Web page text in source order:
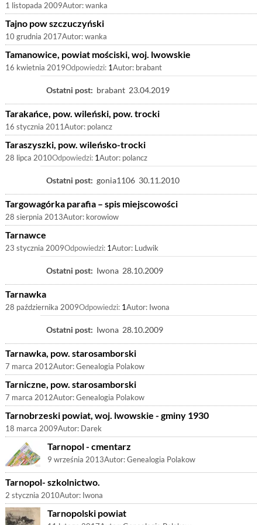
1 listopada 2009Autor:wanka
Tajno pow szczuczyński
10 grudnia 2017Autor:wanka
Tamanowice, powiat mościski, woj. lwowskie
16 kwietnia 2019Odpowiedzi: 1Autor: brabant
Ostatni post: brabant 23.04.2019
Tarakańce, pow. wileński, pow. trocki
16 stycznia 2011Autor: polancz
Taraszyszki, pow. wileńsko-trocki
28 lipca 2010Odpowiedzi: 1Autor: polancz
Ostatni post: gonia1106 30.11.2010
Targowagórka parafia – spis miejscowości
28 sierpnia 2013Autor: korowiow
Tarnawce
23 stycznia 2009Odpowiedzi: 1Autor: Ludwik
Ostatni post: Iwona 28.10.2009
Tarnawka
28 października 2009Odpowiedzi: 1Autor: Iwona
Ostatni post: Iwona 28.10.2009
Tarnawka, pow. starosamborski
7 marca 2012Autor:Genealogia Polakow
Tarniczne, pow. starosamborski
7 marca 2012Autor:Genealogia Polakow
Tarnobrzeski powiat, woj. lwowskie - gminy 1930
18 marca 2009Autor: Darek
Tarnopol - cmentarz
9 września 2013Autor:Genealogia Polakow
Tarnopol- szkolnictwo.
2 stycznia 2010Autor: Iwona
Tarnopolski powiat